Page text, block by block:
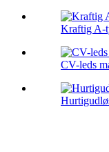
Kraftig A-
CV-leds